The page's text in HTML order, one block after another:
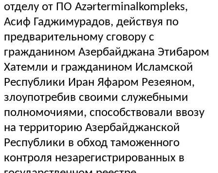
отделу от ПО Azərterminalkompleks,
Асиф Гаджимурадов, действуя по
предварительному сговору с
гражданином Азербайджана Этибаром
Хатемли и гражданином Исламской
Республики Иран Яфаром Резеяном,
злоупотребив своими служебными
полномочиями, способствовали ввозу
на территорию Азербайджанской
Республики в обход таможенного
контроля незарегистрированных в